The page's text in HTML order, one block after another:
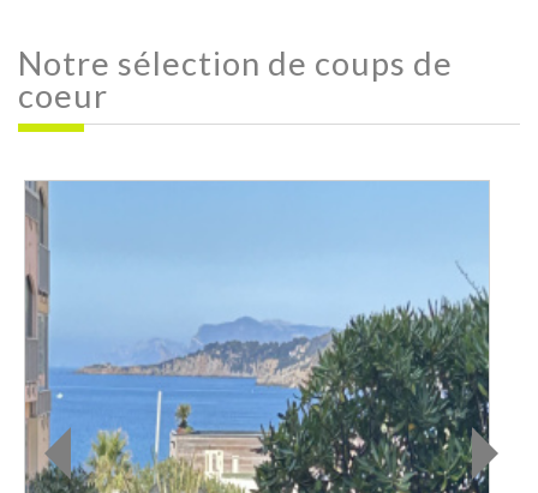
Notre sélection de coups de
coeur